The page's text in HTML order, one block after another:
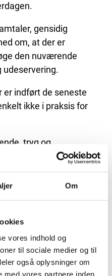
Om
vores indhold og
til sociale medier og til
også oplysninger om
med vores partnere inden
gensidig
om, at der er
den nuværende
udeservering.
er indført de seneste
ikke i praksis for
tryg og
må reglerne give
gæster, beboere